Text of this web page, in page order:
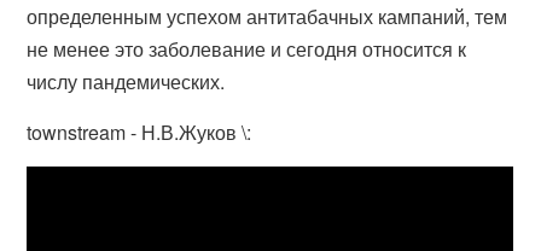
определенным успехом антитабачных кампаний, тем
не менее это заболевание и сегодня относится к
числу пандемических.
townstream - Н.В.Жуков \: